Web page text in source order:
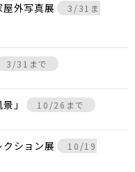
屋外写真展
3/31ま
3/31まで
景」 10/26まで
クション展
10/19